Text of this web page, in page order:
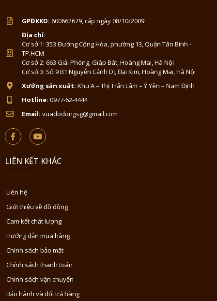
GPĐKKD: 600662679, cấp ngày 08/10/2009
Địa chỉ:
Cơ sở 1: 353 Đường Cộng Hòa, phường 13, Quận Tân Bình -
TP.HCM
Cơ sở 2: 663 Giải Phóng, Giáp Bát, Hoàng Mai, Hà Nội
Cơ sở 3: Số 9 B1 Nguyễn Cảnh Dị, Đại Kim, Hoàng Mai, Hà Nội
Xưởng sản xuất: Khu A – Thị Trấn Lâm – Ý Yên – Nam Định
Hotline: 0977-62-4444
Email: vuadodongsg@gmail.com
LIÊN KẾT KHÁC
Liên hệ
Giới thiệu về đồ đồng
Cam kết chất lượng
Hướng dẫn mua hàng
Chính sách bảo mật
Chính sách thanh toán
Chính sách vận chuyển
Bảo hành và đổi trả hàng